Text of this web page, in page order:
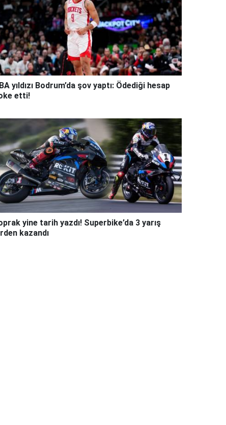
yıldızı Bodrum’da şov yaptı: Ödediği hesap
etti!
yine tarih yazdı! Superbike’da 3 yarış
kazandı